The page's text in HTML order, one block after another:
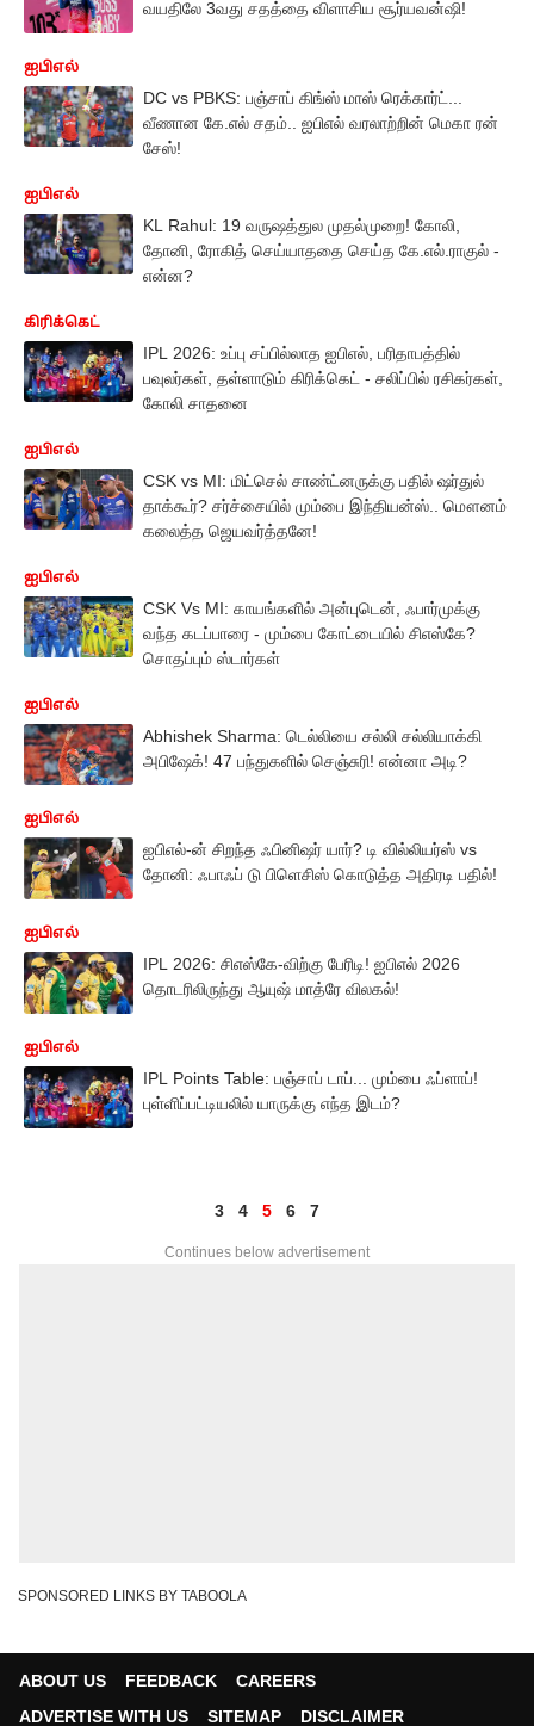
வயதிலே 3வது சதத்தை விளாசிய சூர்யவன்ஷி!
ஐபிஎல்
DC vs PBKS: பஞ்சாப் கிங்ஸ் மாஸ் ரெக்கார்ட்...
வீணான கே.எல் சதம்.. ஐபிஎல் வரலாற்றின் மெகா ரன்
சேஸ்!
ஐபிஎல்
KL Rahul: 19 வருஷத்துல முதல்முறை! கோலி,
தோனி, ரோகித் செய்யாததை செய்த கே.எல்.ராகுல் -
என்ன?
கிரிக்கெட்
IPL 2026: உப்பு சப்பில்லாத ஐபிஎல், பரிதாபத்தில்
பவுலர்கள், தள்ளாடும் கிரிக்கெட் - சலிப்பில் ரசிகர்கள்,
கோலி சாதனை
ஐபிஎல்
CSK vs MI: மிட்செல் சாண்ட்னருக்கு பதில் ஷர்துல்
தாக்கூர்? சர்ச்சையில் மும்பை இந்தியன்ஸ்.. மௌனம்
கலைத்த ஜெயவர்த்தனே!
ஐபிஎல்
CSK Vs MI: காயங்களில் அன்புடென், ஃபார்முக்கு
வந்த கடப்பாரை - மும்பை கோட்டையில் சிஎஸ்கே?
சொதப்பும் ஸ்டார்கள்
ஐபிஎல்
Abhishek Sharma: டெல்லியை சல்லி சல்லியாக்கி
அபிஷேக்! 47 பந்துகளில் செஞ்சுரி! என்னா அடி?
ஐபிஎல்
ஐபிஎல்-ன் சிறந்த ஃபினிஷர் யார்? டி வில்லியர்ஸ் vs
தோனி: ஃபாஃப் டு பிளெசிஸ் கொடுத்த அதிரடி பதில்!
ஐபிஎல்
IPL 2026: சிஎஸ்கே-விற்கு பேரிடி! ஐபிஎல் 2026
தொடரிலிருந்து ஆயுஷ் மாத்ரே விலகல்!
ஐபிஎல்
IPL Points Table: பஞ்சாப் டாப்... மும்பை ஃப்ளாப்!
புள்ளிப்பட்டியலில் யாருக்கு எந்த இடம்?
3 4 5 6 7
Continues below advertisement
SPONSORED LINKS BY TABOOLA
ABOUT US FEEDBACK
CAREERS
ADVERTISE WITH US
SITEMAP DISCLAIMER